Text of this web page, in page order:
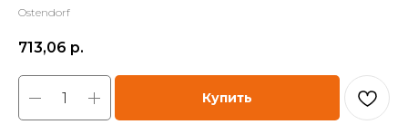
Ostendorf
713,06 р.
Купить